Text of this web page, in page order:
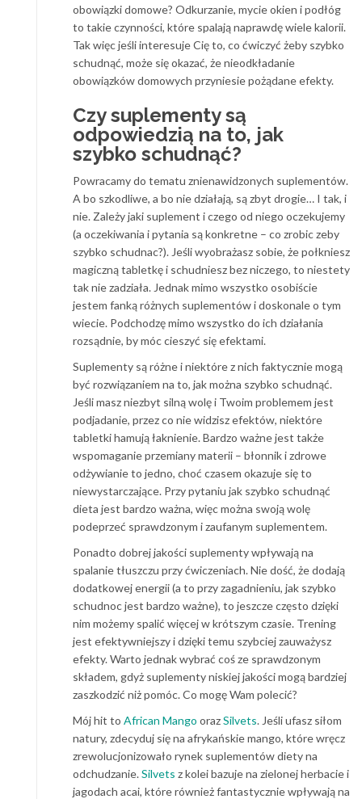
obowiązki domowe? Odkurzanie, mycie okien i podłóg
to takie czynności, które spalają naprawdę wiele kalorii.
Tak więc jeśli interesuje Cię to, co ćwiczyć żeby szybko
schudnąć, może się okazać, że nieodkładanie
obowiązków domowych przyniesie pożądane efekty.
Czy suplementy są
odpowiedzią na to, jak
szybko schudnąć?
Powracamy do tematu znienawidzonych suplementów.
A bo szkodliwe, a bo nie działają, są zbyt drogie… I tak, i
nie. Zależy jaki suplement i czego od niego oczekujemy
(a oczekiwania i pytania są konkretne – co zrobic zeby
szybko schudnac?). Jeśli wyobrażasz sobie, że połkniesz
magiczną tabletkę i schudniesz bez niczego, to niestety
tak nie zadziała. Jednak mimo wszystko osobiście
jestem fanką różnych suplementów i doskonale o tym
wiecie. Podchodzę mimo wszystko do ich działania
rozsądnie, by móc cieszyć się efektami.
Suplementy są różne i niektóre z nich faktycznie mogą
być rozwiązaniem na to, jak można szybko schudnąć.
Jeśli masz niezbyt silną wolę i Twoim problemem jest
podjadanie, przez co nie widzisz efektów, niektóre
tabletki hamują łaknienie. Bardzo ważne jest także
wspomaganie przemiany materii – błonnik i zdrowe
odżywianie to jedno, choć czasem okazuje się to
niewystarczające. Przy pytaniu jak szybko schudnąć
dieta jest bardzo ważna, więc można swoją wolę
podeprzeć sprawdzonym i zaufanym suplementem.
Ponadto dobrej jakości suplementy wpływają na
spalanie tłuszczu przy ćwiczeniach. Nie dość, że dodają
dodatkowej energii (a to przy zagadnieniu, jak szybko
schudnoc jest bardzo ważne), to jeszcze często dzięki
nim możemy spalić więcej w krótszym czasie. Trening
jest efektywniejszy i dzięki temu szybciej zauważysz
efekty. Warto jednak wybrać coś ze sprawdzonym
składem, gdyż suplementy niskiej jakości mogą bardziej
zaszkodzić niż pomóc. Co mogę Wam polecić?
Mój hit to African Mango orazSilvets. Jeśli ufasz siłom
natury, zdecyduj się na afrykańskie mango, które wręcz
zrewolucjonizowało rynek suplementów diety na
odchudzanie.Silvets z kolei bazuje na zielonej herbacie i
jagodach acai, które również fantastycznie wpływają na